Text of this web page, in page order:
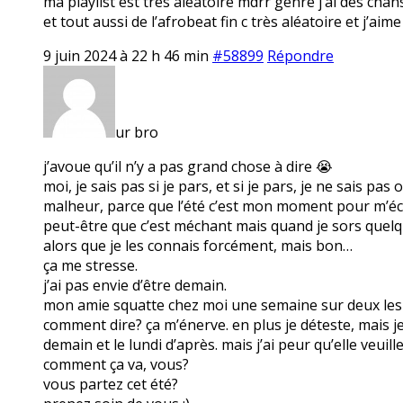
et tout aussi de l’afrobeat fin c très aléatoire et
9 juin 2024 à 22 h 46 min #58899 Répondre
ur bro
j’avoue qu’il n’y a pas grand chose à dire 😭
moi, je sais pas si je pars, et si je pars, je ne sais
malheur, parce que l’été c’est mon moment pour
peut-être que c’est méchant mais quand je sors
alors que je les connais forcément, mais bon…
ça me stresse.
j’ai pas envie d’être demain.
mon amie squatte chez moi une semaine sur deux
comment dire? ça m’énerve. en plus je déteste,
demain et le lundi d’après. mais j’ai peur qu’elle
comment ça va, vous?
vous partez cet été?